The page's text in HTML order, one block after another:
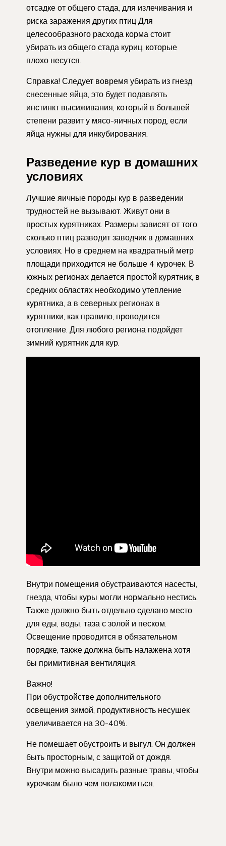
отсадке от общего стада, для излечивания и
риска заражения других птиц Для
целесообразного расхода корма стоит
убирать из общего стада куриц, которые
плохо несутся.
Справка! Следует вовремя убирать из гнезд
снесенные яйца, это будет подавлять
инстинкт высиживания, который в большей
степени развит у мясо-яичных пород, если
яйца нужны для инкубирования.
Разведение кур в домашних
условиях
Лучшие яичные породы кур в разведении
трудностей не вызывают. Живут они в
простых курятниках. Размеры зависят от того,
сколько птиц разводит заводчик в домашних
условиях. Но в среднем на квадратный метр
площади приходится не больше 4 курочек. В
южных регионах делается простой курятник, в
средних областях необходимо утепление
курятника, а в северных регионах в
курятники, как правило, проводится
отопление. Для любого региона подойдет
зимний курятник для кур.
Внутри помещения обустраиваются насесты,
гнезда, чтобы куры могли нормально нестись.
Также должно быть отдельно сделано место
для еды, воды, таза с золой и песком.
Освещение проводится в обязательном
порядке, также должна быть налажена хотя
бы примитивная вентиляция.
Важно!
При обустройстве дополнительного
освещения зимой, продуктивность несушек
увеличивается на 30-40%.
Не помешает обустроить и выгул. Он должен
быть просторным, с защитой от дождя.
Внутри можно высадить разные травы, чтобы
курочкам было чем полакомиться.